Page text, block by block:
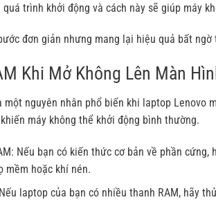
trình khởi động và cách này sẽ giúp máy
đơn giản nhưng mang lại hiệu quả bất
Khi Mở Không Lên Màn
một nguyên nhân phổ biến khi laptop Lenovo
máy không thể khởi động bình thường.
Nếu bạn có kiến thức cơ bản về phần
mềm hoặc khí nén.
laptop của bạn có nhiều thanh RAM, hãy